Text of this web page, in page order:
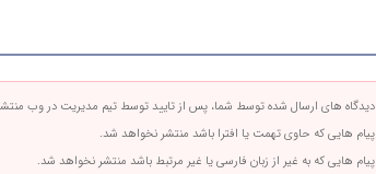
دیدگاه های ارسال شده توسط شما، پس از تایید توسط تیم مدیریت در وب
پیام هایی که حاوی تهمت یا افترا باشد منتشر نخواهد شد.
پیام هایی که به غیر از زبان فارسی یا غیر مرتبط باشد منتشر نخواهد شد.